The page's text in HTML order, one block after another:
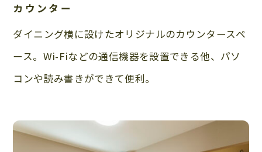
カウンター
ダイニング横に設けたオリジナルのカウンタースペ
ース。Wi-Fiなどの通信機器を設置できる他、パソ
コンや読み書きができて便利。